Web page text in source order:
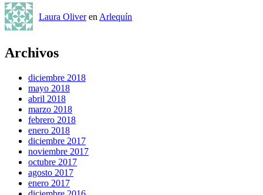
Laura Oliveren Arlequín
Archivos
diciembre 2018
mayo 2018
abril 2018
marzo 2018
febrero 2018
enero 2018
diciembre 2017
noviembre 2017
octubre 2017
agosto 2017
enero 2017